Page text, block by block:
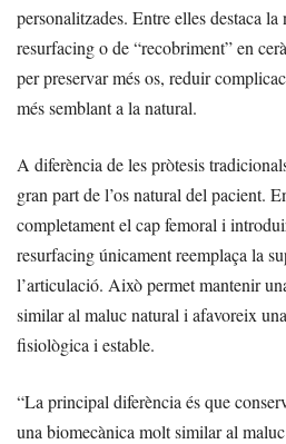
personalitzades. Entre elles destaca
resurfacing o de “recobriment” en
per preservar més os, reduir
més semblant a la natural.
A diferència de les pròtesis
gran part de l’os natural del pacient.
completament el cap femoral i
resurfacing únicament reemplaça la
l’articulació. Això permet mantenir
similar al maluc natural i afavoreix
fisiològica i estable.
“La principal diferència és que
una biomecànica molt similar al